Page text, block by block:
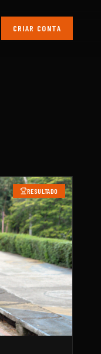
CRIAR CONTA
RESULTADO